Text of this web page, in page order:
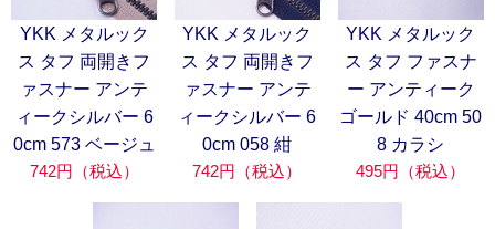
YKK メタルック
ス タフ 両開きフ
ァスナー アンテ
ィークシルバー 6
0cm 573 ベージュ
742円（税込）
YKK メタルック
ス タフ 両開きフ
ァスナー アンテ
ィークシルバー 6
0cm 058 紺
742円（税込）
YKK メタルック
ス タフ ファスナ
ー アンティーク
ゴールド 40cm 50
8 カラシ
495円（税込）